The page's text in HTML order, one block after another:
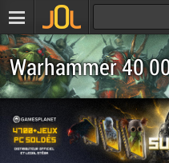
Warhammer 40